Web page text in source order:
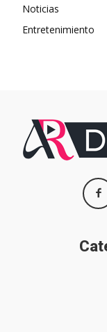
Noticias
Entretenimiento